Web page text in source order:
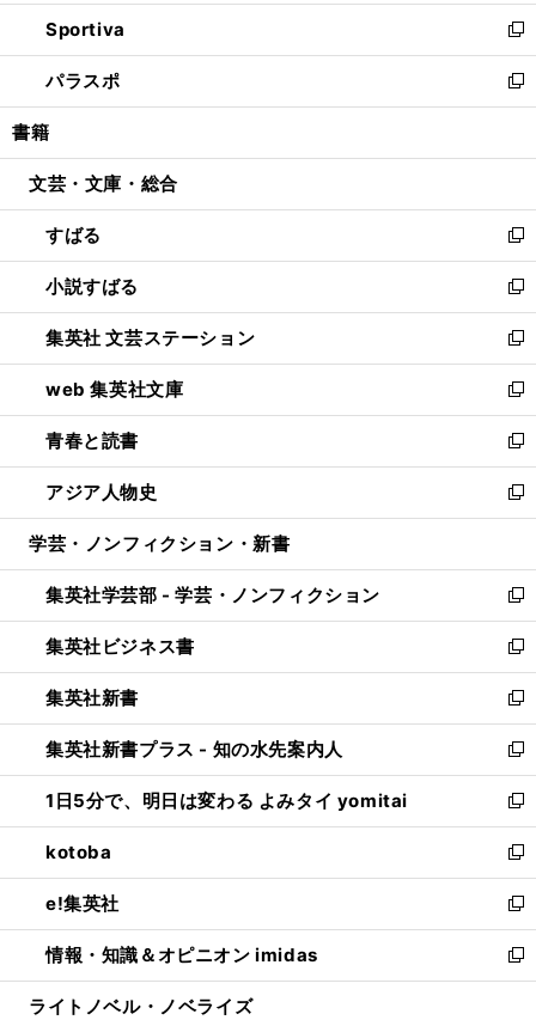
く
ン
ド
ウ
で
開
ウ
ィ
ン
ド
ウ
開
し
い
ウ
ィ
ン
ウ
開
く
Sportiva
新
し
い
ウ
ン
ウ
で
開
く
パラスポ
新
し
ウ
ン
ド
ウ
で
開
く
書籍
文芸・文庫・総合
すばる
新
し
い
ウ
ィ
ン
ド
ウ
で
開
く
小説すばる
新
し
い
ウ
ィ
ン
ド
ウ
で
開
集英社 文芸ステーション
新
し
い
ウ
ィ
ン
ド
ウ
開
く
web 集英社文庫
新
し
い
ウ
ィ
ン
ウ
で
開
く
青春と読書
新
し
い
ウ
ン
ド
ウ
で
開
く
アジア人物史
新
し
ウ
ィ
ン
ド
ウ
で
開
く
学芸・ノンフィクション・新書
集英社学芸部 - 学芸・ノンフィクション
新
し
い
ウ
ィ
ン
ド
ウ
で
開
く
集英社ビジネス書
新
し
い
ウ
ィ
ン
ド
ウ
で
開
く
集英社新書
新
し
い
ウ
ィ
ン
ド
ウ
で
開
く
集英社新書プラス - 知の水先案内人
新
し
い
ウ
ィ
ン
ド
ウ
で
開
1日5分で、明日は変わる よみタイ yomitai
新
し
い
ウ
ィ
ン
ド
ウ
kotoba
新
し
い
ウ
ィ
ン
e!集英社
新
し
い
ウ
情報・知識＆オピニオン imidas
新
し
ライトノベル・ノベライズ